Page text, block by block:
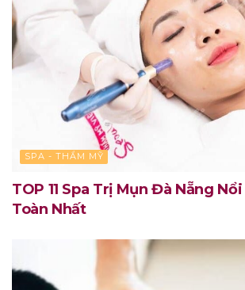
SPA - THẨM MỸ
TOP 11 Spa Trị Mụn Đà Nẵng
Toàn Nhất